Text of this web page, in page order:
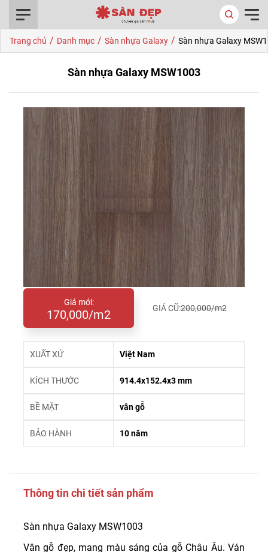
Trang chủ / Danh mục / Sàn nhựa Galaxy / Sàn nhựa Galaxy
Sàn nhựa Galaxy MSW1003
Giá mới:
170,000/m2 GIÁ CŨ:200,000/m2
XUẤT XỨ Việt Nam
KÍCH THƯỚC 914.4x152.4x3 mm
BỀ MẶT vân gỗ
BẢO HÀNH 10 năm
Thông tin chi tiết sản phẩm
Sàn nhựa Galaxy MSW1003
Vân gỗ đẹp, mang màu sáng của gỗ Châu Âu. Ván